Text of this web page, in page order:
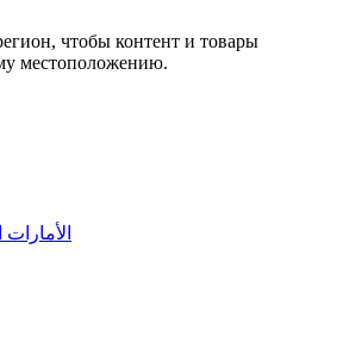
чтобы контент и товары
местоположению.